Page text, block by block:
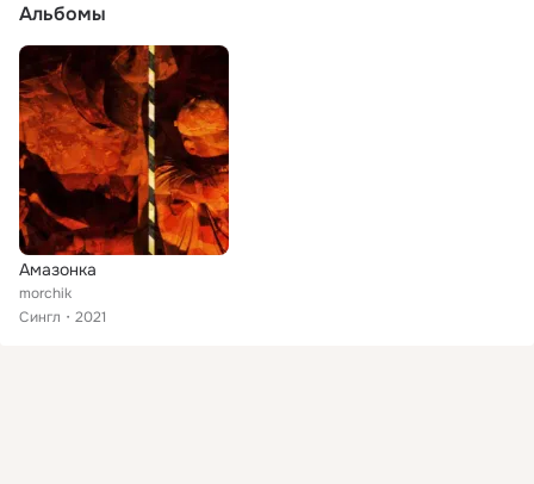
Альбомы
Амазонка
morchik
Сингл
2021